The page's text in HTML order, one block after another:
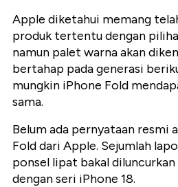
Apple diketahui memang
produk tertentu dengan
namun palet warna akan
bertahap pada generasi
mungkin iPhone Fold
sama.
Belum ada pernyataan resmi
Fold dari Apple. Sejumlah
ponsel lipat bakal
dengan seri iPhone 18.